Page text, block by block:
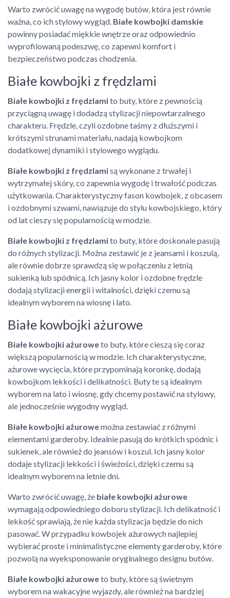
Warto zwrócić uwagę na wygodę butów, która jest równie
ważna, co ich stylowy wygląd. Białe kowbojki damskie
powinny posiadać miękkie wnętrze oraz odpowiednio
wyprofilowaną podeszwę, co zapewni komfort i
bezpieczeństwo podczas chodzenia.
Białe kowbojki z frędzlami
Białe kowbojki z frędzlamito buty, które z pewnością
przyciągną uwagę i dodadzą stylizacji niepowtarzalnego
charakteru. Frędzle, czyli ozdobne taśmy z dłuższymi i
krótszymi strunami materiału, nadają kowbojkom
dodatkowej dynamiki i stylowego wyglądu.
Białe kowbojki z frędzlamisą wykonane z trwałej i
wytrzymałej skóry, co zapewnia wygodę i trwałość podczas
użytkowania. Charakterystyczny fason kowbojek, z obcasem
i ozdobnymi szwami, nawiązuje do stylu kowbojskiego, który
od lat cieszy się popularnością w modzie.
Białe kowbojki z frędzlamito buty, które doskonale pasują
do różnych stylizacji. Można zestawić je z jeansami i koszulą,
ale równie dobrze sprawdzą się w połączeniu z letnią
sukienką lub spódnicą. Ich jasny kolor i ozdobne frędzle
dodają stylizacji energii i witalności, dzięki czemu są
idealnym wyborem na wiosnę i lato.
Białe kowbojki ażurowe
Białe kowbojki ażuroweto buty, które cieszą się coraz
większą popularnością w modzie. Ich charakterystyczne,
ażurowe wycięcia, które przypominają koronkę, dodają
kowbojkom lekkości i delikatności. Buty te są idealnym
wyborem na lato i wiosnę, gdy chcemy postawić na stylowy,
ale jednocześnie wygodny wygląd.
Białe kowbojki ażurowemożna zestawiać z różnymi
elementami garderoby. Idealnie pasują do krótkich spódnic i
sukienek, ale również do jeansów i koszul. Ich jasny kolor
dodaje stylizacji lekkości i świeżości, dzięki czemu są
idealnym wyborem na letnie dni.
Warto zwrócić uwagę, że białe kowbojki ażurowe
wymagają odpowiedniego doboru stylizacji. Ich delikatność i
lekkość sprawiają, że nie każda stylizacja będzie do nich
pasować. W przypadku kowbojek ażurowych najlepiej
wybierać proste i minimalistyczne elementy garderoby, które
pozwolą na wyeksponowanie oryginalnego designu butów.
Białe kowbojki ażuroweto buty, które są świetnym
wyborem na wakacyjne wyjazdy, ale również na bardziej